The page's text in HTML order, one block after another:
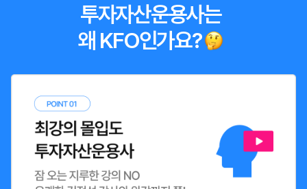
투자자산운용사는
왜 KFO인가요?